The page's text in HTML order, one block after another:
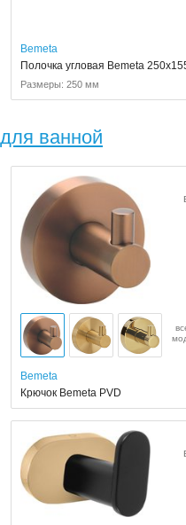
Bemeta
Полочка угловая Bemeta
Размеры: 250 мм
ванной
Bemeta
Крючок Bemeta PVD